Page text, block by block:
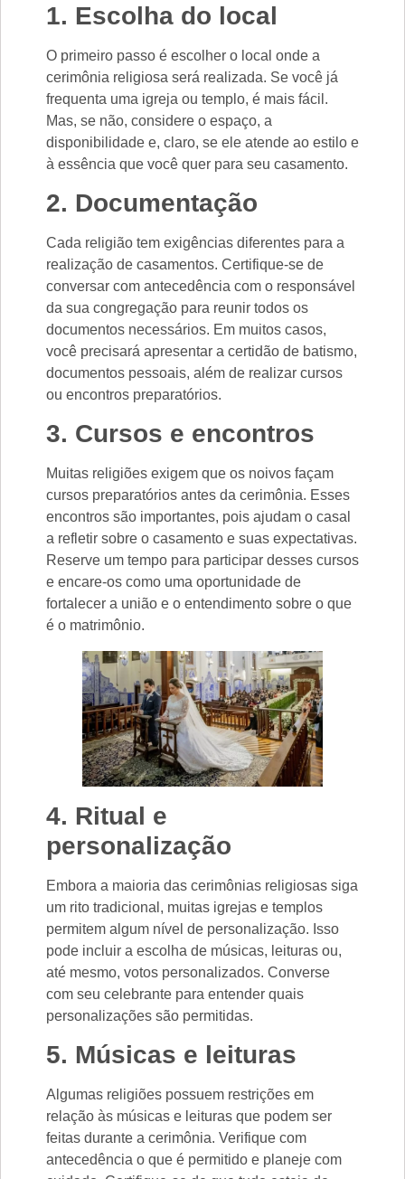
1. Escolha do local
O primeiro passo é escolher o local onde a
cerimônia religiosa será realizada. Se você já
frequenta uma igreja ou templo, é mais fácil.
Mas, se não, considere o espaço, a
disponibilidade e, claro, se ele atende ao estilo e
à essência que você quer para seu casamento.
2. Documentação
Cada religião tem exigências diferentes para a
realização de casamentos. Certifique-se de
conversar com antecedência com o responsável
da sua congregação para reunir todos os
documentos necessários. Em muitos casos,
você precisará apresentar a certidão de batismo,
documentos pessoais, além de realizar cursos
ou encontros preparatórios.
3. Cursos e encontros
Muitas religiões exigem que os noivos façam
cursos preparatórios antes da cerimônia. Esses
encontros são importantes, pois ajudam o casal
a refletir sobre o casamento e suas expectativas.
Reserve um tempo para participar desses cursos
e encare-os como uma oportunidade de
fortalecer a união e o entendimento sobre o que
é o matrimônio.
4. Ritual e
personalização
Embora a maioria das cerimônias religiosas siga
um rito tradicional, muitas igrejas e templos
permitem algum nível de personalização. Isso
pode incluir a escolha de músicas, leituras ou,
até mesmo, votos personalizados. Converse
com seu celebrante para entender quais
personalizações são permitidas.
5. Músicas e leituras
Algumas religiões possuem restrições em
relação às músicas e leituras que podem ser
feitas durante a cerimônia. Verifique com
antecedência o que é permitido e planeje com